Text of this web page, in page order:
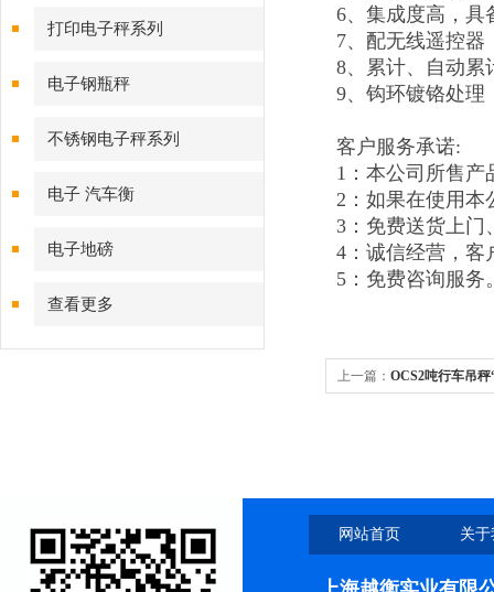
打印电子秤系列
电子钢瓶秤
不锈钢电子秤系列
电子 汽车衡
电子地磅
查看更多
6、集成度高，具
7、配无线遥控器
8、累计、自动累
9、钩环镀铬处理
客户服务承诺:
1：本公司所售产
2：如果在使用
3：免费送货上门
4：诚信经营，客
5：免费咨询服务
上一篇： OCS2吨行车吊
网站首页 关